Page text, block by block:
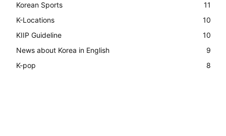
Korean Sports
11
K-Locations
10
KIIP Guideline
10
News about Korea in English
9
K-pop
8